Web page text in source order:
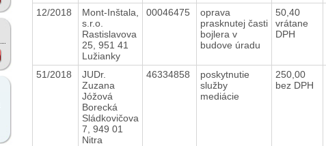
12/2018
Mont-Inštala,
s.r.o.
Rastislavova
25, 951 41
Lužianky
00046475
oprava
prasknutej časti
bojlera v
budove úradu
50,40
vrátane
DPH
51/2018
JUDr.
Zuzana
Jóžová
Borecká
Sládkovičova
7, 949 01
Nitra
46334858
poskytnutie
služby
mediácie
250,00
bez DPH